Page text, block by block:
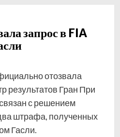
запрос в FIA
отозвала
результатов Гран При
с решением
штрафа, полученных
Гасли.